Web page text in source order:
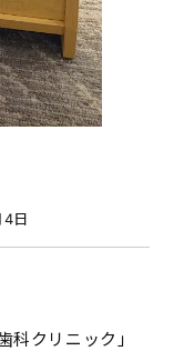
日
科クリニック」